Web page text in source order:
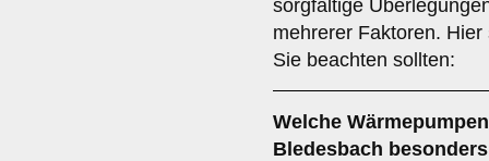
sorgfältige
mehrerer Faktoren.
Sie beachten sollten:
Welche
Bledesbach